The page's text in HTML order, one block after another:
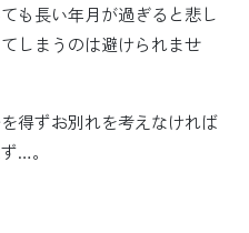
も長い年月が過ぎると悲し
しまうのは避けられませ
得ずお別れを考えなければ
…。